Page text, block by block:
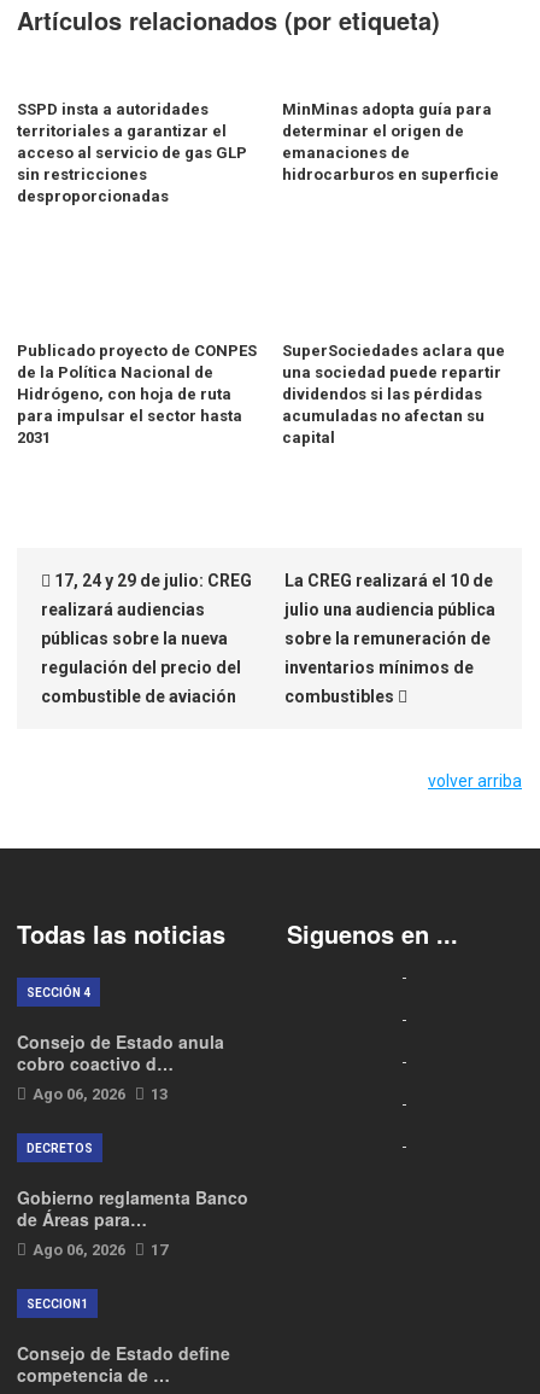
Artículos relacionados (por etiqueta)
SSPD insta a autoridades
territoriales a garantizar el
acceso al servicio de gas GLP
sin restricciones
desproporcionadas
MinMinas adopta guía para
determinar el origen de
emanaciones de
hidrocarburos en superficie
Publicado proyecto de CONPES
de la Política Nacional de
Hidrógeno, con hoja de ruta
para impulsar el sector hasta
2031
SuperSociedades aclara que
una sociedad puede repartir
dividendos si las pérdidas
acumuladas no afectan su
capital
17, 24 y 29 de julio: CREG
realizará audiencias
públicas sobre la nueva
regulación del precio del
combustible de aviación
La CREG realizará el 10 de
julio una audiencia pública
sobre la remuneración de
inventarios mínimos de
combustibles
volver arriba
Todas las noticias
Consejo de Estado anula
cobro coactivo d…
Ago 06, 2026 13
SECCIÓN 4
Gobierno reglamenta Banco
de Áreas para…
Ago 06, 2026 17
DECRETOS
Consejo de Estado define
competencia de …
SECCION1
Siguenos en ...